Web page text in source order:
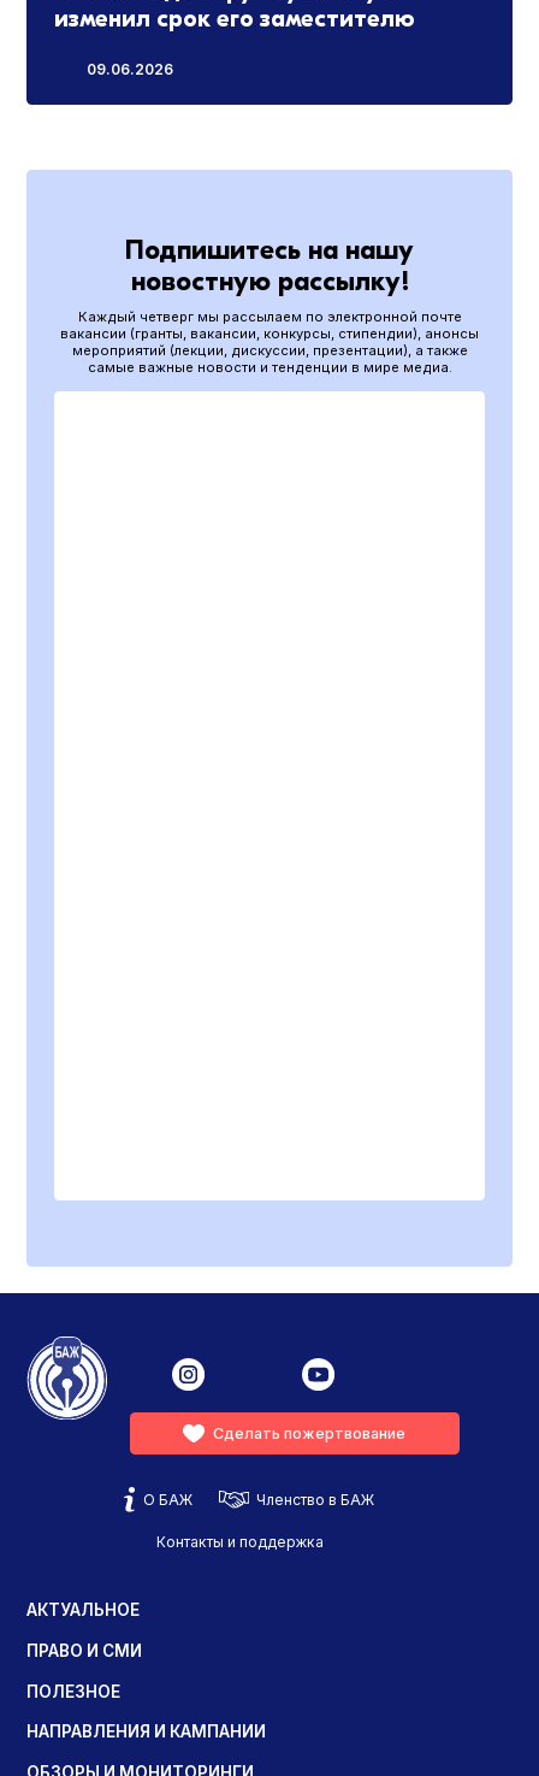
изменил срок его заместителю
09.06.2026
Подпишитесь на нашу
новостную рассылку!
Каждый четверг мы рассылаем по электронной почте
вакансии (гранты, вакансии, конкурсы, стипендии), анонсы
мероприятий (лекции, дискуссии, презентации), а также
самые важные новости и тенденции в мире медиа.
Сделать пожертвование
О БАЖ Членство в БАЖ
Контакты и поддержка
АКТУАЛЬНОЕ
ПРАВО И СМИ
ПОЛЕЗНОЕ
НАПРАВЛЕНИЯ И КАМПАНИИ